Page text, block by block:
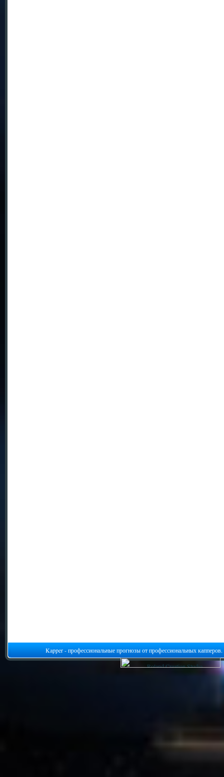
Kapper - профессиональные прогнозы от профессиональных